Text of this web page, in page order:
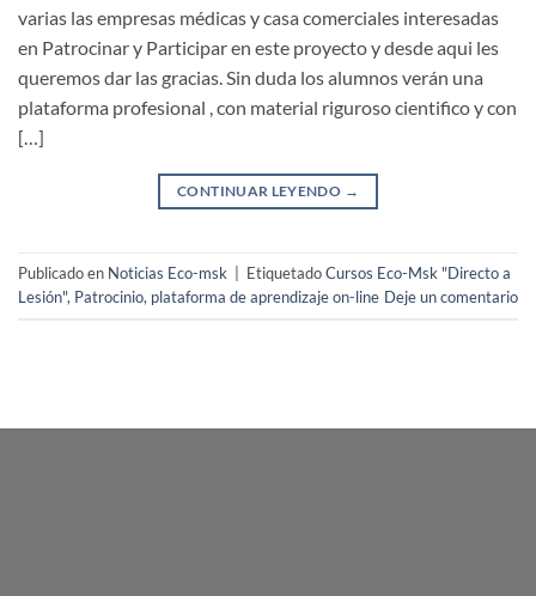
varias las empresas médicas y casa comerciales interesadas
en Patrocinar y Participar en este proyecto y desde aqui les
queremos dar las gracias. Sin duda los alumnos verán una
plataforma profesional , con material riguroso cientifico y con
[…]
CONTINUAR LEYENDO →
Publicado en Noticias Eco-msk EtiquetadoCursos Eco-Msk "Directo a
Lesión", Patrocinio, plataforma de aprendizaje on-line Deje un comentario